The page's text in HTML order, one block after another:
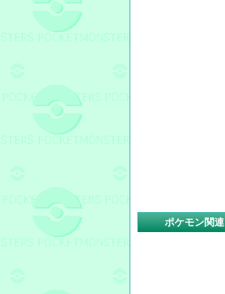
ポケモン関連